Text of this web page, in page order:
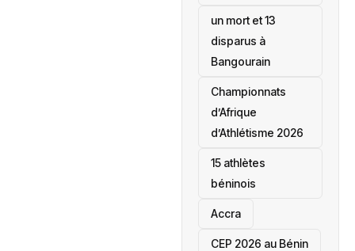
un mort et 13
disparus à
Bangourain
‎Championnats
d’Afrique
d’Athlétisme 2026
15 athlètes
béninois
Accra
‎CEP 2026 au Bénin